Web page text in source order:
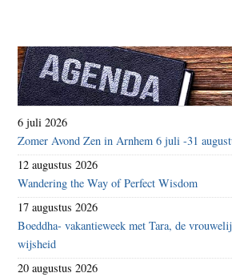
6 juli 2026
Zomer Avond Zen in Arnhem 6 juli -31
12 augustus 2026
Wandering the Way of Perfect Wisdom
17 augustus 2026
Boeddha- vakantieweek met Tara, de
wijsheid
20 augustus 2026